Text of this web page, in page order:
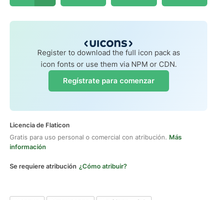
Register to download the full icon pack as
icon fonts or use them via NPM or CDN.
Regístrate para comenzar
Licencia de Flaticon
Gratis para uso personal o comercial con atribución. Más
información
Se requiere atribución ¿Cómo atribuir?